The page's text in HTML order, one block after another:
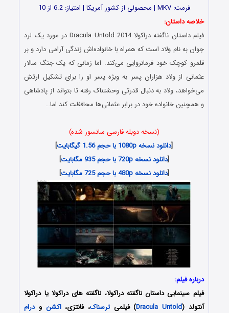
فرمت: MKV | محصولی از کشور آمریکا | امتیاز: 6.2 از 10
خلاصه داستان:
فیلم داستان ناگفته دراکولا Dracula Untold 2014 در مورد یک لرد
جوان به نام ولاد است که همراه با خانواده‌اش زندگی آرامی دارد و بر
قلمرو کوچک خود فرمانروایی می‌کند. اما زمانی که یک جنگ سالار
عثمانی از ولاد هزاران پسر به وبژه پسر او را برای تشکیل ارتش
می‌خواهد، ولاد به دنبال قدرتی وحشتناک رفته تا بتواند از پادشاهی
و همچنین خانواده خود در برابر عثمانی‌ها محافظت کند اما…
(نسخه دوبله فارسی سانسور شده)
[دانلود نسخه 1080p با حجم 1.56 گیگابایت
]
[دانلود نسخه 720p با حجم 935 مگابایت
]
[دانلود نسخه 480p با حجم 725 مگابایت ]
درباره فیلم:
فیلم سینمایی داستان ناگفته دراکولا، ناگفته های دراکولا یا دراکولا
آنتولد (Dracula Untold) فیلمیترسناک، فانتزی،اکشن ودرام